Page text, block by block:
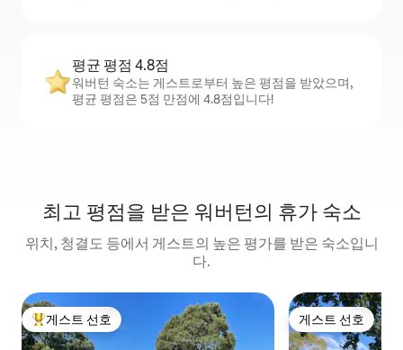
평균 평점 4.8점
워버턴 숙소는 게스트로부터 높은 평점을 받았으며,
평균 평점은 5점 만점에 4.8점입니다!
최고 평점을 받은 워버턴의 휴가 숙소
위치, 청결도 등에서 게스트의 높은 평가를 받은 숙소입니
다.
상위 게스트 선호
게스트 선호 게스트 선호
게스트 선호